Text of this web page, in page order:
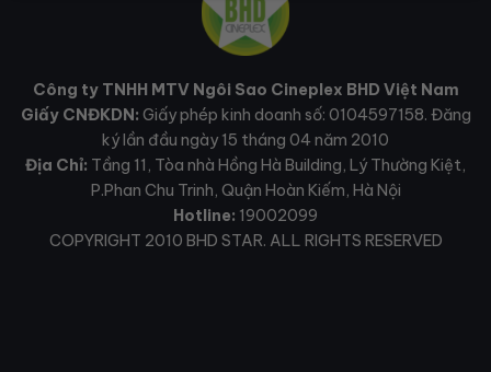
Công ty TNHH MTV Ngôi Sao Cineplex BHD Việt Nam
Giấy CNĐKDN: Giấy phép kinh doanh số: 0104597158. Đăng
ký lần đầu ngày 15 tháng 04 năm 2010
Địa Chỉ: Tầng 11, Tòa nhà Hồng Hà Building, Lý Thường Kiệt,
P.Phan Chu Trinh, Quận Hoàn Kiếm, Hà Nội
Hotline: 19002099
COPYRIGHT 2010 BHD STAR. ALL RIGHTS RESERVED